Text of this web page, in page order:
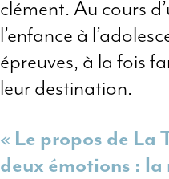
clément. Au cours
l’enfance à
épreuves, à la fois
leur destination.
« Le propos de La
deux émotions :